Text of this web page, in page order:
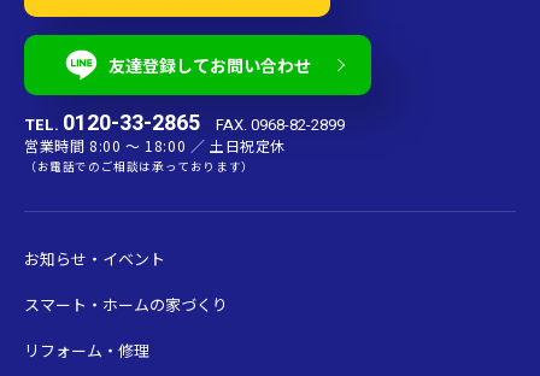
友達登録してお問い合わせ
TEL. 0120-33-2865 FAX. 0968-82-2899
営業時間 8:00 〜 18:00 ／ 土日祝定休
（お電話でのご相談は承っております）
お知らせ・イベント
スマート・ホームの家づくり
リフォーム・修理